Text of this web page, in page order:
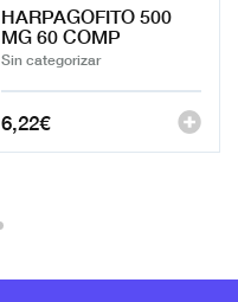
HARPAGOFITO 500
MG 60 COMP
Sin categorizar
6,22€